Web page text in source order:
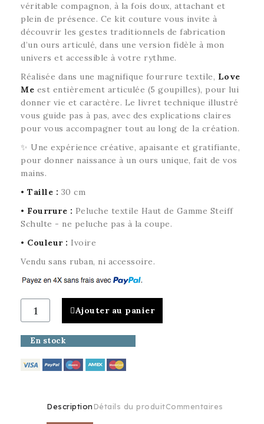
véritable compagnon, à la fois doux, attachant et
plein de présence. Ce kit couture vous invite à
découvrir les gestes traditionnels de fabrication
d’un ours articulé, dans une version fidèle à mon
univers et accessible à votre rythme.
Réalisée dans une magnifique fourrure textile, Love
Me est entièrement articulée (5 goupilles), pour lui
donner vie et caractère. Le livret technique illustré
vous guide pas à pas, avec des explications claires
pour vous accompagner tout au long de la création.
✨ Une expérience créative, apaisante et gratifiante,
pour donner naissance à un ours unique, fait de vos
mains.
• Taille : 30 cm
• Fourrure : Peluche textile Haut de Gamme Steiff
Schulte - ne peluche pas à la coupe.
• Couleur : Ivoire
Vendu sans ruban, ni accessoire.
Ajouter au panier
En stock
DescriptionDétails du produitCommentaires